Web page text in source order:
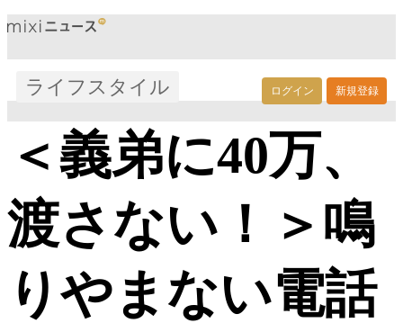
ログイン 新規登録
ライフスタイル
＜義弟に40万、
渡さない！＞鳴
りやまない電話